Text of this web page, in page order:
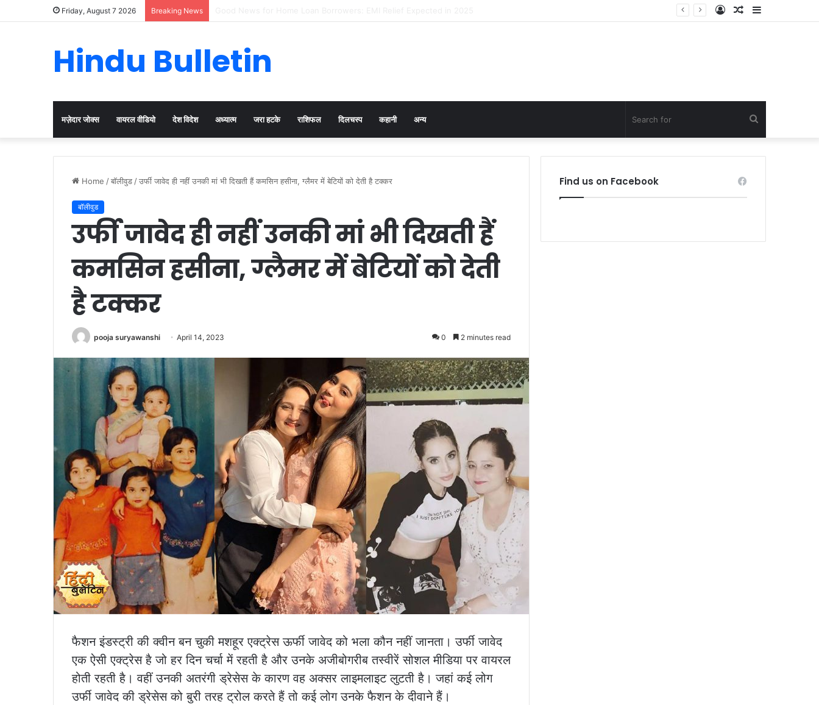
Friday, August 7 2026 Breaking News Sidebar
Random
Log
Hindu Bulletin
मज़ेदार जोक्स वायरल वीडियो देश विदेश अध्यात्म जरा हटके राशिफल दिलचस्प कहानी अन्य
for
Home /बॉलीवुड /उर्फी जावेद ही नहीं उनकी मां भी दिखती हैं कमसिन हसीना, ग्लैमर में बेटियों को देती है टक्कर
बॉलीवुड
उर्फी जावेद ही नहीं उनकी मां भी दिखती हैं
कमसिन हसीना, ग्लैमर में बेटियों को देती
है टक्कर
pooja suryawanshi April 14, 2023 0 2 minutes read
फैशन इंडस्ट्री की क्वीन बन चुकी मशहूर एक्ट्रेस ऊर्फी जावेद को भला कौन नहीं जानता। उर्फी जावेद
एक ऐसी एक्ट्रेस है जो हर दिन चर्चा में रहती है और उनके अजीबोगरीब तस्वीरें सोशल मीडिया पर वायरल
होती रहती है। वहीं उनकी अतरंगी ड्रेसेस के कारण वह अक्सर लाइमलाइट लुटती है। जहां कई लोग
उर्फी जावेद की ड्रेसेस को बुरी तरह ट्रोल करते हैं तो कई लोग उनके फैशन के दीवाने हैं।
Find us on Facebook